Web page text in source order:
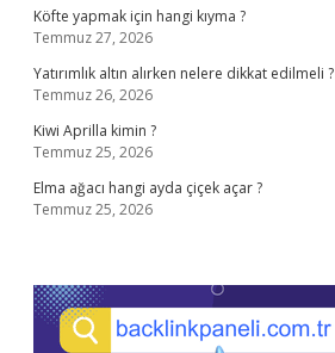
Köfte yapmak için hangi kıyma ?
Temmuz 27, 2026
Yatırımlık altın alırken nelere dikkat edilmeli ?
Temmuz 26, 2026
Kiwi Aprilla kimin ?
Temmuz 25, 2026
Elma ağacı hangi ayda çiçek açar ?
Temmuz 25, 2026